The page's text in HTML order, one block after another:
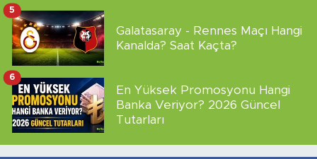
Galatasaray - Rennes Maçı Hangi
Kanalda? Saat Kaçta?
5
En Yüksek Promosyonu Hangi
Banka Veriyor? 2026 Güncel
Tutarları
6